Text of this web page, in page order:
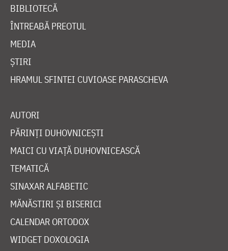
BIBLIOTECĂ
ÎNTREABĂ PREOTUL
MEDIA
ȘTIRI
HRAMUL SFINTEI CUVIOASE PARASCHEVA
AUTORI
PĂRINȚI DUHOVNICEȘTI
MAICI CU VIAȚĂ DUHOVNICEASCĂ
TEMATICĂ
SINAXAR ALFABETIC
MĂNĂSTIRI ȘI BISERICI
CALENDAR ORTODOX
WIDGET DOXOLOGIA